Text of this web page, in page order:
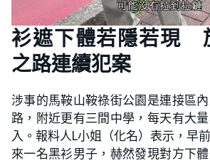
衫遮下體若隱若現
之路連續犯案
涉事的馬鞍山鞍祿街公園是連接區
路，附近更有三間中學，每天有大
入。報料人L小姐（化名）表示，早
來一名黑衫男子，赫然發現對方下